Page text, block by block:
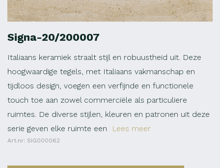
Signa-20/200007
Italiaans keramiek straalt stijl en robuustheid uit. Deze
hoogwaardige tegels, met Italiaans vakmanschap en
tijdloos design, voegen een verfijnde en functionele
touch toe aan zowel commerciële als particuliere
ruimtes. De diverse stijlen, kleuren en patronen uit deze
serie geven elke ruimte een
Lees meer
Art.nr: SIG000062